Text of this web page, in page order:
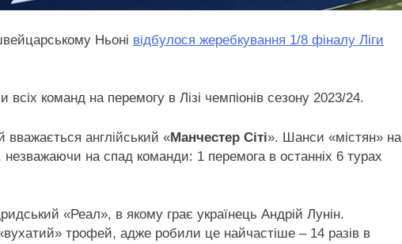
Ньоні відбулося жеребкування 1/8 фіналу Ліги
команд на перемогу в Лізі чемпіонів сезону 2023/24.
англійський «Манчестер Сіті». Шанси «містян» на
на спад команди: 1 перемога в останніх 6 турах
«Реал», в якому грає українець Андрій Лунін.
трофей, адже робили це найчастіше – 14 разів в